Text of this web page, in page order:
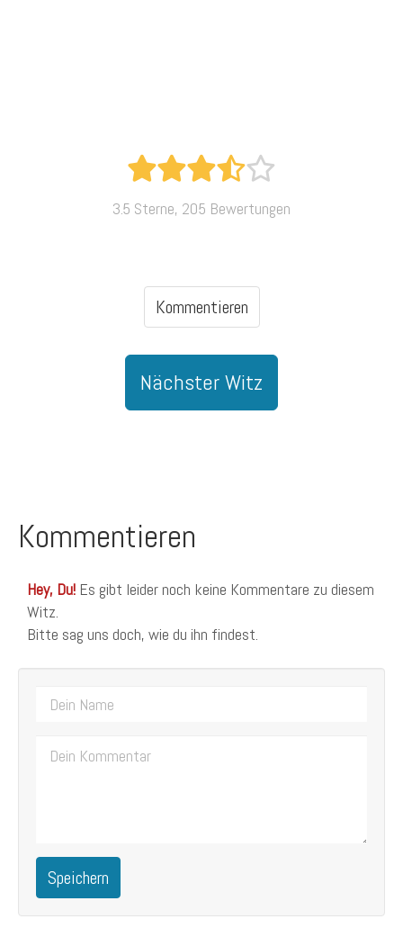
3.5 Sterne, 205 Bewertungen
Kommentieren
Nächster Witz
Kommentieren
Hey, Du! Es gibt leider noch keine Kommentare zu diesem
Witz.
Bitte sag uns doch, wie du ihn findest.
Speichern